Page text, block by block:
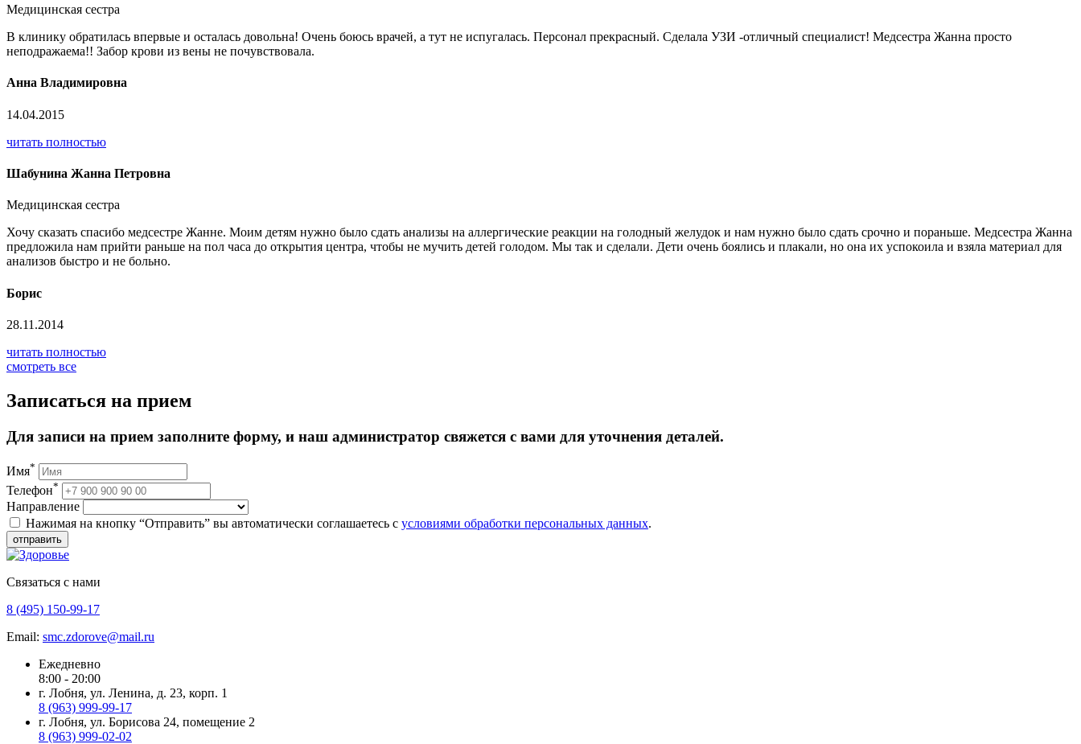
Медицинская сестра
В клинику обратилась впервые и осталась довольна! Очень боюсь врачей, а тут не испугалась. Персонал прекрасный. Сделала УЗИ -отличный специалист! Медсестра Жанна просто
неподражаема!! Забор крови из вены не почувствовала.
Анна Владимировна
14.04.2015
читать полностью
Шабунина Жанна Петровна
Медицинская сестра
Хочу сказать спасибо медсестре Жанне. Моим детям нужно было сдать анализы на аллергические реакции на голодный желудок и нам нужно было сдать срочно и пораньше. Медсестра Жанна
предложила нам прийти раньше на пол часа до открытия центра, чтобы не мучить детей голодом. Мы так и сделали. Дети очень боялись и плакали, но она их успокоила и взяла материал для
анализов быстро и не больно.
Борис
28.11.2014
читать полностью
смотреть все
Записаться на прием
Для записи на прием заполните форму, и наш администратор свяжется с вами для уточнения деталей.
Имя*
Телефон*
Направление
Нажимая на кнопку “Отправить” вы автоматически соглашаетесь с условиями обработки персональных данных.
отправить
Связаться с нами
8 (495) 150-99-17
Email: smc.zdorove@mail.ru
Ежедневно
8:00 - 20:00
г. Лобня, ул. Ленина, д. 23, корп. 1
8 (963) 999-99-17
г. Лобня, ул. Борисова 24, помещение 2
8 (963) 999-02-02